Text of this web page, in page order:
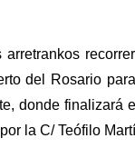
del Rosario
donde finalizará
la C/ Teófilo